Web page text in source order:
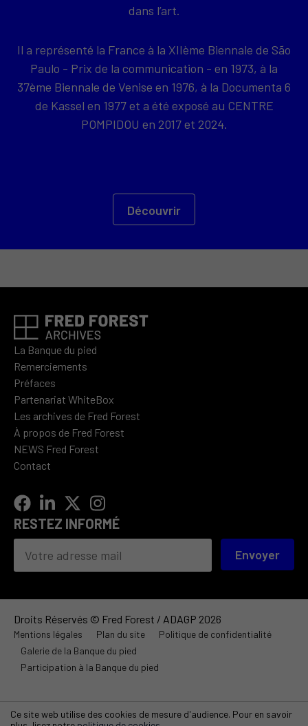
dans l’art.
Il a représenté la France à la XIIème Biennale de São
Paulo - Prix de la communication - en 1973, à la
37ème Biennale de Venise en 1976, à la Documenta 6
de Kassel en 1977 et a été exposé au CENTRE
POMPIDOU en 2017 et 2024.
Découvrir
La Banque du pied
Remerciements
Préfaces
Partenariat WhiteBox
Les archives de Fred Forest
À propos de Fred Forest
NEWS Fred Forest
Contact
RESTEZ INFORMÉ
Envoyer
Droits Réservés © Fred Forest / ADAGP 2026
Mentions légales Plan du site
Politique de confidentialité
Galerie de la Banque du pied
Participation à la Banque du pied
Ce site web utilise des cookies de mesure d'audience. Pour en savoir